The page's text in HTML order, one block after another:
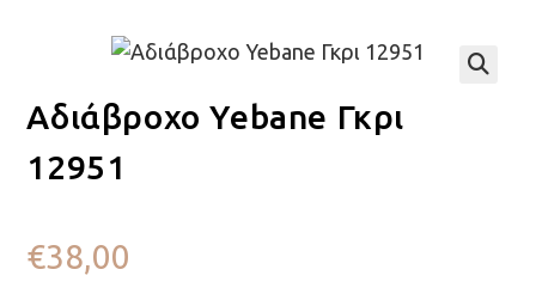
Αδιάβροχο Yebane Γκρι
12951
€38,00